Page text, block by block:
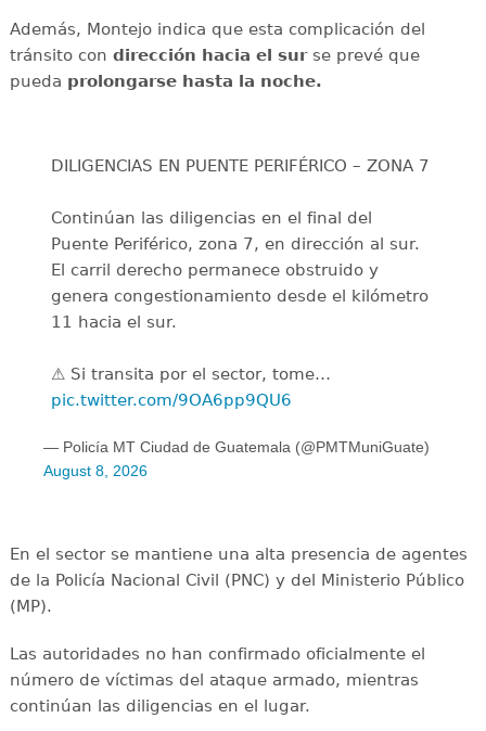
Además, Montejo indica que esta complicación del
tránsito con dirección hacia el surse prevé que
pueda prolongarse hasta la noche.
DILIGENCIAS EN PUENTE PERIFÉRICO – ZONA 7
Continúan las diligencias en el final del
Puente Periférico, zona 7, en dirección al sur.
El carril derecho permanece obstruido y
genera congestionamiento desde el kilómetro
11 hacia el sur.
⚠️ Si transita por el sector, tome…
pic.twitter.com/9OA6pp9QU6
— Policía MT Ciudad de Guatemala (@PMTMuniGuate)
August 8, 2026
En el sector se mantiene una alta presencia de agentes
de la Policía Nacional Civil (PNC) y del Ministerio Público
(MP).
Las autoridades no han confirmado oficialmente el
número de víctimas del ataque armado, mientras
continúan las diligencias en el lugar.